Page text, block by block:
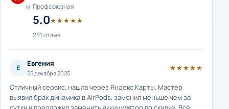
м. Профсоюзная
5.0★★★★★
281 отзыв
Е Евгения
25 декабря 2025
★★★★★
Отличный сервис, нашла через Яндекс Карты. Мастер
выявил брак динамика в AirPods, заменил меньше чем за